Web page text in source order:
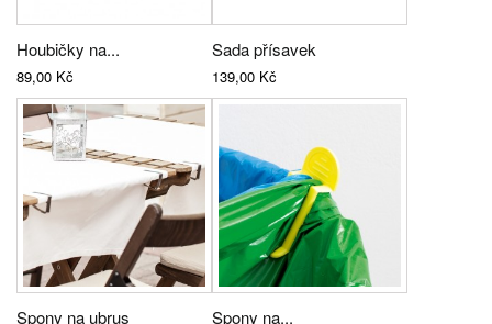
Houbičky na...
89,00 Kč
Sada přísavek
139,00 Kč
Spony na ubrus Spony na...